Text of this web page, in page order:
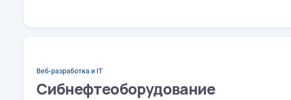
Веб-разработка и IT
Сибнефтеоборудование